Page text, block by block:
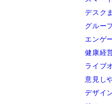
デスク
グルー
エンゲ
健康経
ライブ
意見し
デザイ